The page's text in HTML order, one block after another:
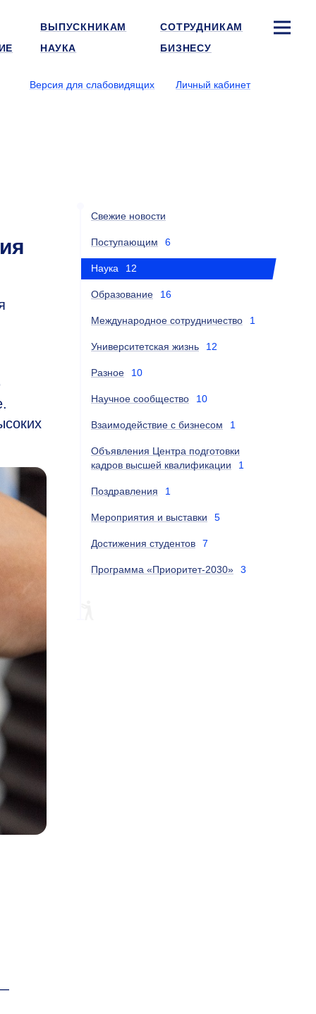
ВЫПУСКНИКАМ
СОТРУДНИКАМ
НАУКА БИЗНЕСУ
Версия для слабовидящих Личный кабинет
Свежие новости
Поступающим 6
Наука 12
Образование 16
Международное сотрудничество 1
Университетская жизнь 12
Разное 10
Научное сообщество 10
Взаимодействие с бизнесом 1
Объявления Центра подготовки
кадров высшей квалификации
1
Поздравления 1
Мероприятия и выставки 5
Достижения студентов 7
Программа «Приоритет-2030» 3